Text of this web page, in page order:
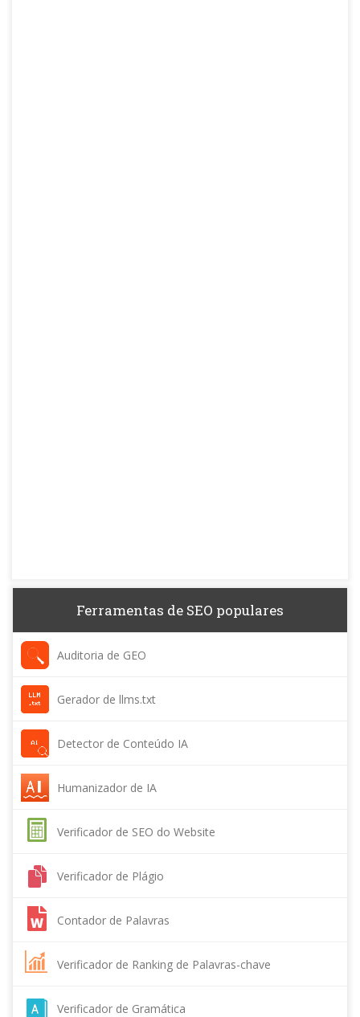
Ferramentas de SEO populares
Auditoria de GEO
Gerador de llms.txt
Detector de Conteúdo IA
Humanizador de IA
Verificador de SEO do Website
Verificador de Plágio
Contador de Palavras
Verificador de Ranking de Palavras-chave
Verificador de Gramática